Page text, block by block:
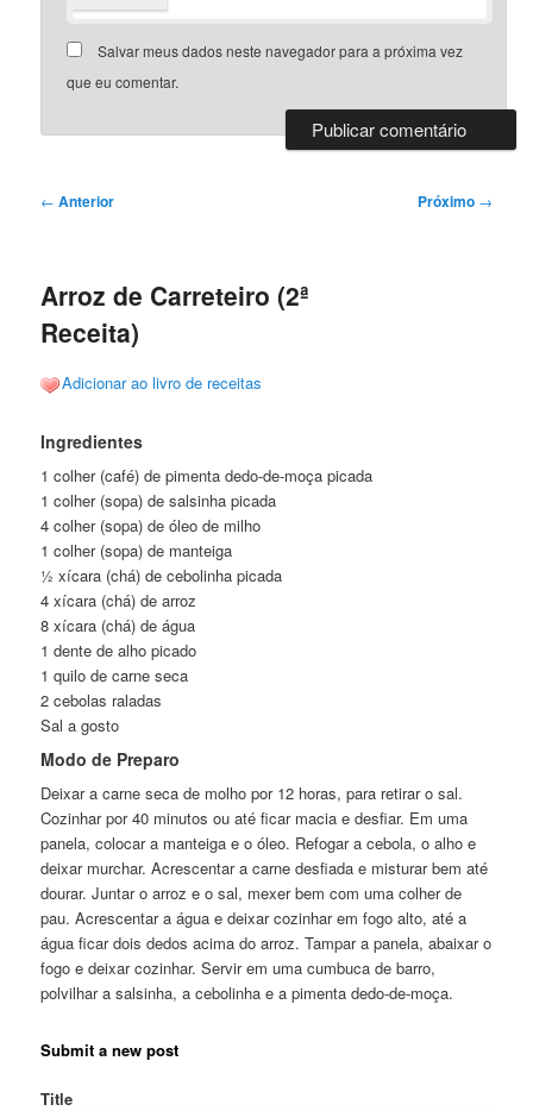
Salvar meus dados neste navegador para a próxima vez
que eu comentar.
Navegação
← Anterior Próximo →
Arroz de Carreteiro (2ª
Receita)
Adicionar ao livro de receitas
Ingredientes
1 colher (café) de pimenta dedo-de-moça picada
1 colher (sopa) de salsinha picada
4 colher (sopa) de óleo de milho
1 colher (sopa) de manteiga
½ xícara (chá) de cebolinha picada
4 xícara (chá) de arroz
8 xícara (chá) de água
1 dente de alho picado
1 quilo de carne seca
2 cebolas raladas
Sal a gosto
Modo de Preparo
Deixar a carne seca de molho por 12 horas, para retirar o sal.
Cozinhar por 40 minutos ou até ficar macia e desfiar. Em uma
panela, colocar a manteiga e o óleo. Refogar a cebola, o alho e
deixar murchar. Acrescentar a carne desfiada e misturar bem até
dourar. Juntar o arroz e o sal, mexer bem com uma colher de
pau. Acrescentar a água e deixar cozinhar em fogo alto, até a
água ficar dois dedos acima do arroz. Tampar a panela, abaixar o
fogo e deixar cozinhar. Servir em uma cumbuca de barro,
polvilhar a salsinha, a cebolinha e a pimenta dedo-de-moça.
Submit a new post
Title